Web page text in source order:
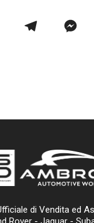
W
s
p
gr
m
di Vendita ed